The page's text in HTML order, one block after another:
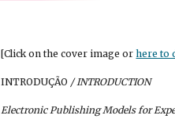
[Click on the cover image or here to
INTRODUÇÃO / INTRODUCTION
Electronic Publishing Models for